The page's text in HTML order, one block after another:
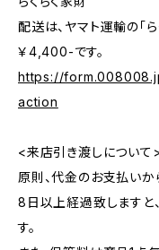
配送は、ヤマト運輸の「
￥4,400-です。
https://
action
<来店引き渡しについて
原則、代金のお支払いか
8日以上経過致しますと
す。